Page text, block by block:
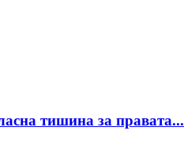
тишина за правата...